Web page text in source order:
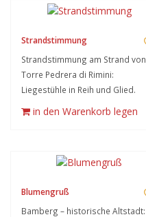
Strandstimmung
Strandstimmung am Strand von
Torre Pedrera di Rimini:
Liegestühle in Reih und Glied.
in den Warenkorb legen
Blumengruß
Bamberg – historische Altstadt: